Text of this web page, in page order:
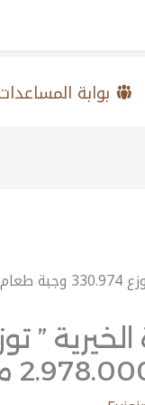
بوابة